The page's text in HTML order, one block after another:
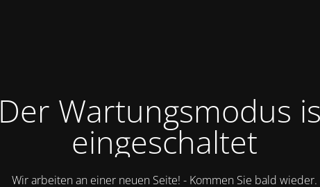
Der Wartungsmodus
eingeschaltet
Wir arbeiten an einer neuen Seite! - Kommen Sie bald wieder.